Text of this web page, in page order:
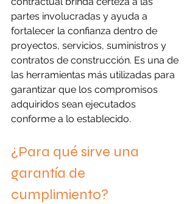
partes involucradas y ayuda a
fortalecer la confianza dentro de
proyectos, servicios, suministros y
contratos de construcción. Es una de
las herramientas más utilizadas para
garantizar que los compromisos
adquiridos sean ejecutados
conforme a lo establecido.
¿Para qué sirve una
garantía de
cumplimiento?